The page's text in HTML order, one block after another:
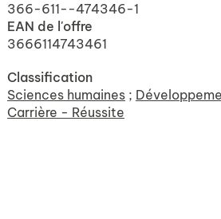
366-611--474346-1
EAN de l'offre
3666114743461
Classification
Sciences humaines ;
Carrière - Réussite